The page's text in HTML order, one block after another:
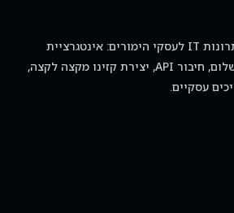
JackCode.io — פיתוח פתרונות IT לעסקי הימורים: אינטגרציית
ספקי משחקים ומערכות תשלום, חיבור API, יצירת קזינו מקצה לקצה,
עסקיים.